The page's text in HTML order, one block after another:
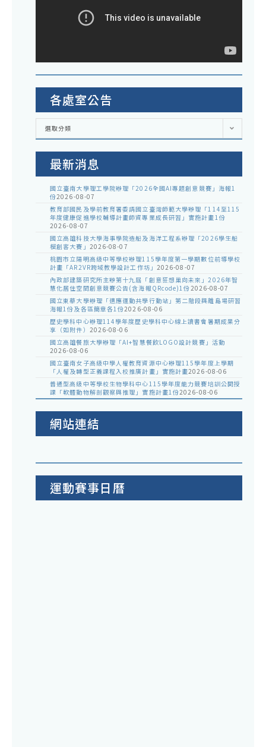
各處室公告
各
室
選取分類
最新消息
國立臺南大學理工學院辦理「2026全國AI專題創意競賽」海報1
份2026-08-07
教育部國民及學前教育署委請國立臺灣師範大學辦理「114至115
年度健康促進學校輔導計畫師資專業成長研習」實施計畫1份
2026-08-07
國立高雄科技大學海事學院造船及海洋工程系辦理「2026學生船
模創客大賽」 2026-08-07
桃園市立陽明高級中等學校辦理115學年度第一學期數位前導學校
計畫「AR2VR跨域教學設計工作坊」 2026-08-07
內政部建築研究所主辦第十九屆「創意狂想巢向未來」2026年智
慧化居住空間創意競賽公告(含海報QRcode)1份2026-08-07
國立東華大學辦理「適應運動共學行動站」第二階段與離島場研習
海報1份及各區簡章各1份2026-08-06
歷史學科中心辦理114學年度歷史學科中心線上讀書會暑期成果分
享（如附件） 2026-08-06
國立高雄餐旅大學辦理「AI+智慧餐飲LOGO設計競賽」活動
2026-08-06
國立臺南女子高級中學人權教育資源中心辦理115學年度上學期
「人權及轉型正義課程入校推廣計畫」實施計畫2026-08-06
普通型高級中等學校生物學科中心115學年度能力競賽培訓公開授
課「軟體動物解剖觀察與推理」實施計畫1份2026-08-06
網站連結
運動賽事日曆